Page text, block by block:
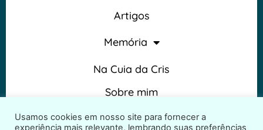
Artigos
Memória
Na Cuia da Cris
Sobre mim
Termos e Condições
Usamos cookies em nosso site para fornecer a
experiência mais relevante, lembrando suas preferências